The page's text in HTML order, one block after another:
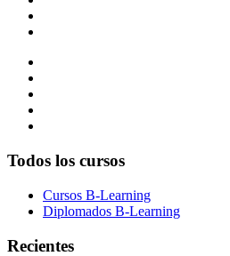
Todos los cursos
Cursos B-Learning
Diplomados B-Learning
Recientes